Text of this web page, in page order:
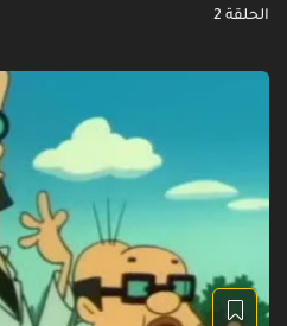
الحلقة 2